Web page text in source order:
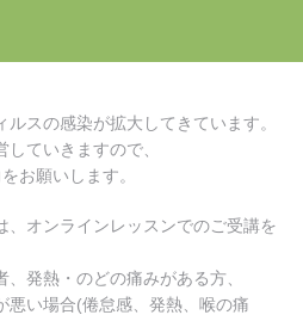
スの感染が拡大してきています。
ていきますので、
お願いします。
、オンラインレッスンでのご受講を
、発熱・のどの痛みがある方、
悪い場合(倦怠感、発熱、喉の痛